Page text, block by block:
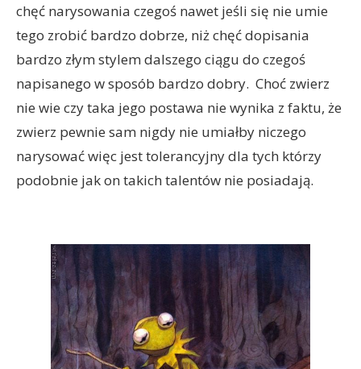
chęć narysowania czegoś nawet jeśli się nie umie
tego zrobić bardzo dobrze, niż chęć dopisania
bardzo złym stylem dalszego ciągu do czegoś
napisanego w sposób bardzo dobry. Choć zwierz
nie wie czy taka jego postawa nie wynika z faktu, że
zwierz pewnie sam nigdy nie umiałby niczego
narysować więc jest tolerancyjny dla tych którzy
podobnie jak on takich talentów nie posiadają.